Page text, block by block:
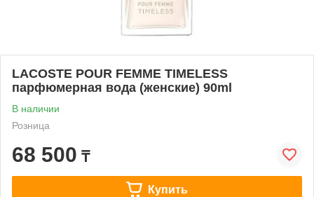
LACOSTE POUR FEMME TIMELESS
парфюмерная вода (женские) 90ml
В наличии
Розница
68 500 ₸
Купить